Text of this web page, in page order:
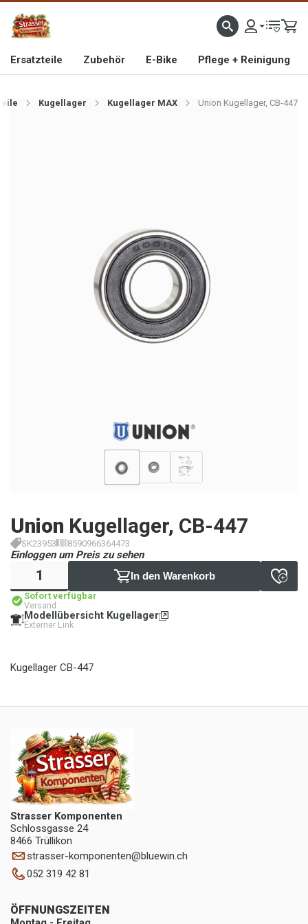
IMPORTEUR VON HOCHWERTIGEN FAHRRAD- UND MOFAERSATZTEILEN SEIT 1993
Ersatzteile Zubehör E-Bike Pflege + Reinigung
Kugellager Kugellager MAX Union Kugellager, CB-447
Union Kugellager, CB-447
SK23953 8590966364473
Einloggen um Preis zu sehen
In den Warenkorb
Sofort verfügbar
Versand
Modellübersicht Kugellager
Externer Link
Kugellager CB-447
Strasser Komponenten
Schlossgasse 24
8466 Trüllikon
strasser-komponenten@bluewin.ch
052 319 42 81
ÖFFNUNGSZEITEN